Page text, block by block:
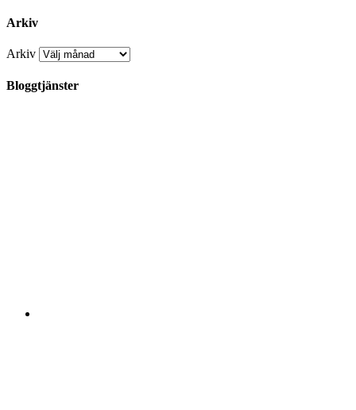
Arkiv
Arkiv
Bloggtjänster